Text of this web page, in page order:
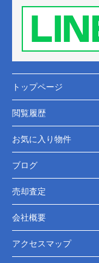
トップページ
閲覧履歴
お気に入り物件
ブログ
売却査定
会社概要
アクセスマップ